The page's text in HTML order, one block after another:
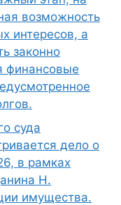
возможность
интересов, а
законно
финансовые
суда
дело о
в рамках
Н.
имущества.